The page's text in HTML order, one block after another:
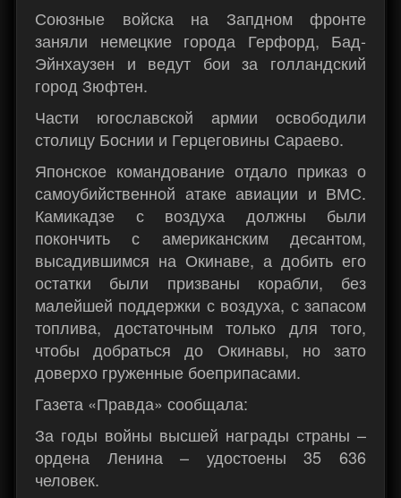
Союзные войска на Запдном фронте
заняли немецкие города Герфорд, Бад-
Эйнхаузен и ведут бои за голландский
город Зюфтен.
Части югославской армии освободили
столицу Боснии и Герцеговины Сараево.
Японское командование отдало приказ о
самоубийственной атаке авиации и ВМС.
Камикадзе с воздуха должны были
покончить с американским десантом,
высадившимся на Окинаве, а добить его
остатки были призваны корабли, без
малейшей поддержки с воздуха, с запасом
топлива, достаточным только для того,
чтобы добраться до Окинавы, но зато
доверхо груженные боеприпасами.
Газета «Правда» сообщала:
За годы войны высшей награды страны –
ордена Ленина – удостоены 35 636
человек.